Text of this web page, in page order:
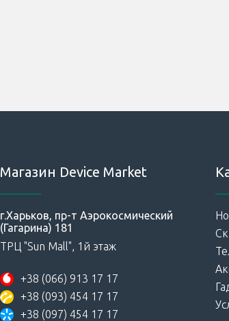
Магазин Device Market
г.Харьков, пр-т Аэрокосмический
(Гагарина) 181
ТРЦ "Sun Mall", 1й этаж
+38 (066) 913 17 17
+38 (093) 454 17 17
+38 (097) 454 17 17